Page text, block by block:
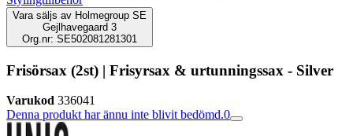
Vara säljs av Holmegroup SE
Gejlhavegaard 3
Org.nr: SE502081281301
Frisörsax (2st) | Frisyrsax & urtunningssax - Silver
Varukod 336041
Denna produkt har ännu inte blivit bedömd.0